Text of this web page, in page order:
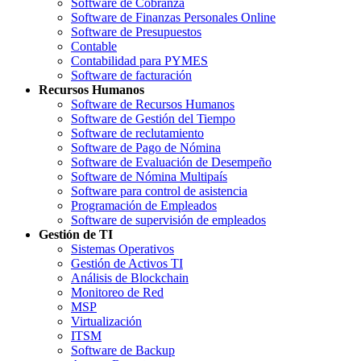
Software de Cobranza
Software de Finanzas Personales Online
Software de Presupuestos
Contable
Contabilidad para PYMES
Software de facturación
Recursos Humanos
Software de Recursos Humanos
Software de Gestión del Tiempo
Software de reclutamiento
Software de Pago de Nómina
Software de Evaluación de Desempeño
Software de Nómina Multipaís
Software para control de asistencia
Programación de Empleados
Software de supervisión de empleados
Gestión de TI
Sistemas Operativos
Gestión de Activos TI
Análisis de Blockchain
Monitoreo de Red
MSP
Virtualización
ITSM
Software de Backup